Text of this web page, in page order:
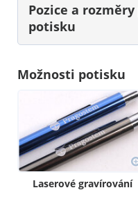
Pozice a rozměry
potisku
Možnosti potisku
Laserové gravírování